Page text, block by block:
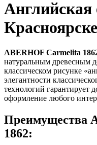
Красноярске
ABERHOF Carmelita
натуральным древесным
классическом рисунке
элегантности
технологий гарантирует
оформление любого
Преимущества
1862: